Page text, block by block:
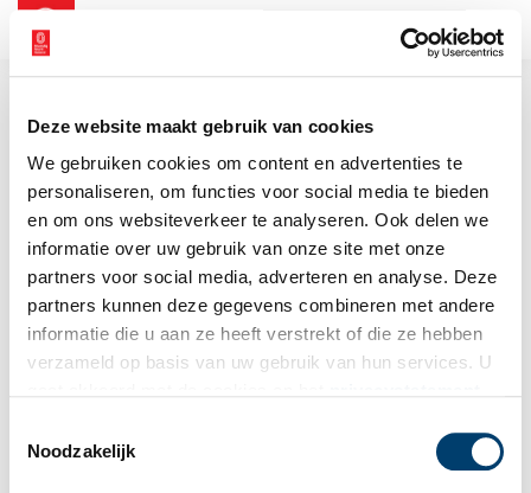
Deze website maakt gebruik van cookies
We gebruiken cookies om content en advertenties te
personaliseren, om functies voor social media te bieden
en om ons websiteverkeer te analyseren. Ook delen we
informatie over uw gebruik van onze site met onze
partners voor social media, adverteren en analyse. Deze
partners kunnen deze gegevens combineren met andere
informatie die u aan ze heeft verstrekt of die ze hebben
verzameld op basis van uw gebruik van hun services. U
Noodzakelijk